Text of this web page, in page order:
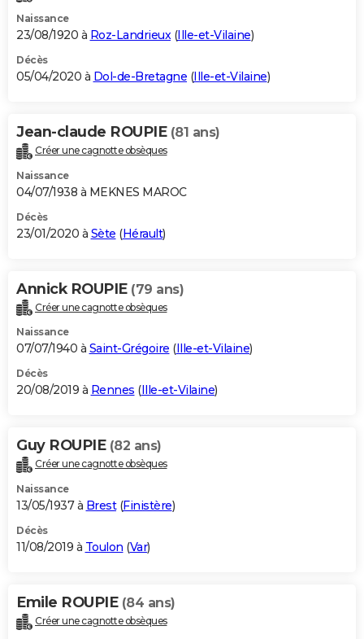
Naissance
23/08/1920 à Roz-Landrieux(Ille-et-Vilaine)
Décès
05/04/2020 à Dol-de-Bretagne (Ille-et-Vilaine)
Jean-claude ROUPIE (81 ans)
Créer une cagnotte obsèques
Naissance
04/07/1938 à MEKNES MAROC
Décès
23/01/2020 à Sète (Hérault)
Annick ROUPIE (79 ans)
Créer une cagnotte obsèques
Naissance
07/07/1940 à Saint-Grégoire (Ille-et-Vilaine)
Décès
20/08/2019 à Rennes (Ille-et-Vilaine)
Guy ROUPIE (82 ans)
Créer une cagnotte obsèques
Naissance
13/05/1937 à Brest(Finistère)
Décès
11/08/2019 à Toulon (Var)
Emile ROUPIE (84 ans)
Créer une cagnotte obsèques